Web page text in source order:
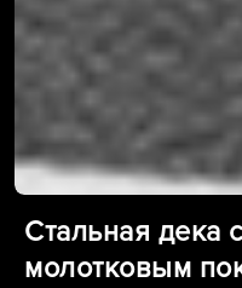
Стальная дека
молотковым